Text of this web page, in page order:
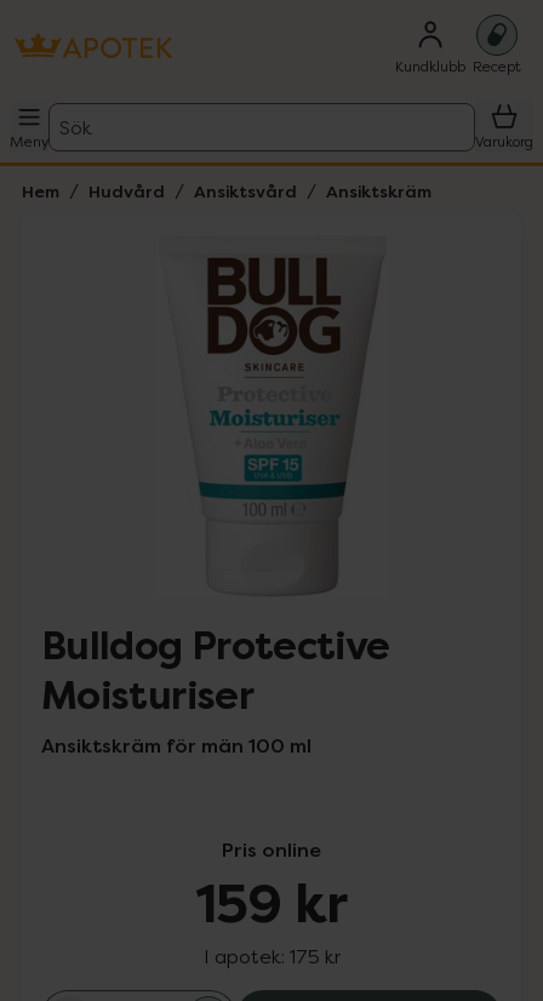
Kundklubb Recept
Meny
Sök
Varukorg
Hem Hudvård Ansiktsvård Ansiktskräm
Lista: . Innehåller 1 objekt.
Bulldog Protective
Moisturiser
Ansiktskräm för män 100 ml
Pris online
159 kr
I apotek: 175 kr